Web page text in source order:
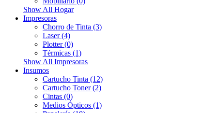
Show All Hogar
Impresoras
Chorro de Tinta (3)
Laser (4)
Plotter (0)
Térmicas (1)
Show All Impresoras
Insumos
Cartucho Tinta (12)
Cartucho Toner (2)
Cintas (0)
Medios Ópticos (1)